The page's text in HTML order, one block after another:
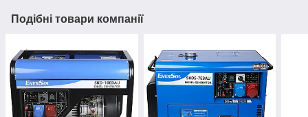
Подібні товари компанії